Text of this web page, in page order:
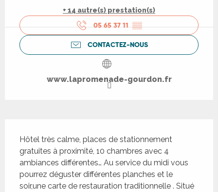
+ 14 autre(s) prestation(s)
05 65 37 11 ▒▒
CONTACTEZ-NOUS
www.lapromenade-gourdon.fr
Hôtel très calme, places de stationnement
gratuites à proximité, 10 chambres avec 4
ambiances différentes… Au service du midi vous
pourrez déguster différentes planches et le
soir,une carte de restauration traditionnelle . Situé